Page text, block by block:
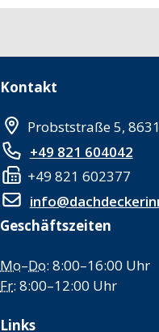
Kontakt
Probststraße 5,
+49 821 604042
+49 821 602377
Geschäftszeiten
Mo–Do: 8:00–16:00 Uhr
Fr: 8:00–12:00 Uhr
Links